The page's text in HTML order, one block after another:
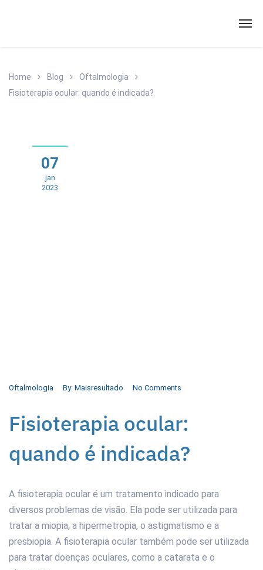
Home Blog
Oftalmologia
Fisioterapia ocular: quando é indicada?
07
jan
2023
Oftalmologia By: Maisresultado No Comments
Fisioterapia ocular:
quando é indicada?
A fisioterapia ocular é um tratamento indicado para
diversos problemas de visão. Ela pode ser utilizada para
tratar a miopia, a hipermetropia, o astigmatismo e a
presbiopia. A fisioterapia ocular também pode ser utilizada
para tratar doenças oculares, como a catarata e o